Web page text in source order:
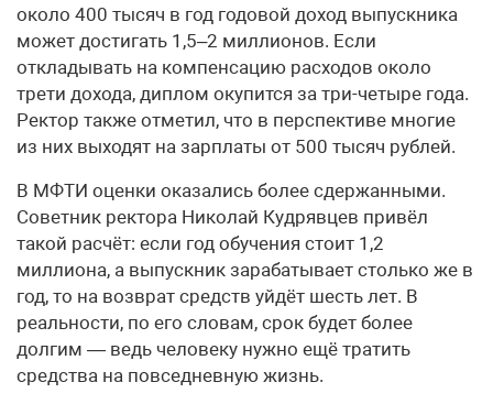
около 400 тысяч в год годовой доход выпускника
может достигать 1,5–2 миллионов. Если
откладывать на компенсацию расходов около
трети дохода, диплом окупится за три-четыре года.
Ректор также отметил, что в перспективе многие
из них выходят на зарплаты от 500 тысяч рублей.
В МФТИ оценки оказались более сдержанными.
Советник ректора Николай Кудрявцев привёл
такой расчёт: если год обучения стоит 1,2
миллиона, а выпускник зарабатывает столько же в
год, то на возврат средств уйдёт шесть лет. В
реальности, по его словам, срок будет более
долгим — ведь человеку нужно ещё тратить
средства на повседневную жизнь.